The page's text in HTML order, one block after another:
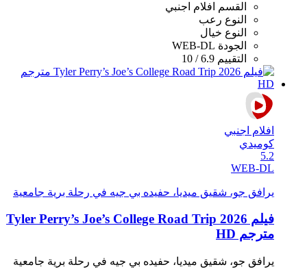
القسم
افلام اجنبي
النوع رعب
النوع خيال
الجودة WEB-DL
التقييم 6.9 / 10
افلام اجنبي
كوميدي
5.2
WEB-DL
يرافق جو، شقيق ميديا، حفيده بي جيه في رحلة برية جامعية
فيلم Tyler Perry’s Joe’s College Road Trip 2026
مترجم HD
يرافق جو، شقيق ميديا، حفيده بي جيه في رحلة برية جامعية